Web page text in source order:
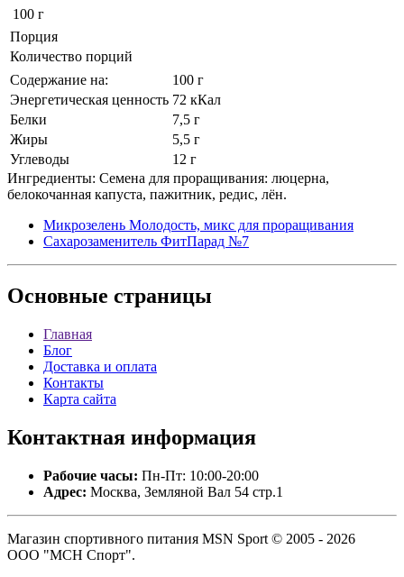
100 г
Порция
Количество порций
Содержание на:
100 г
Энергетическая ценность 72 кКал
Белки
7,5 г
Жиры
5,5 г
Углеводы
12 г
Ингредиенты: Семена для проращивания: люцерна,
белокочанная капуста, пажитник, редис, лён.
Микрозелень Молодость, микс для проращивания
Сахарозаменитель ФитПарад №7
Основные страницы
Главная
Блог
Доставка и оплата
Контакты
Карта сайта
Контактная информация
Рабочие часы: Пн-Пт: 10:00-20:00
Адрес: Москва, Земляной Вал 54 стр.1
Магазин спортивного питания MSN Sport © 2005 - 2026
ООО "МСН Спорт".